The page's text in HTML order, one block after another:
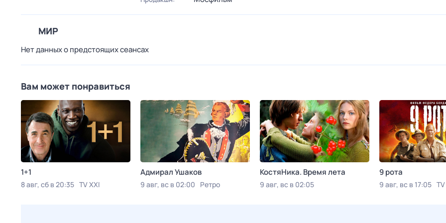
МИР
Нет данных о предстоящих сеансах
Вам может понравиться
1+1
8 авг, сб в 20:35 TV XXI
Адмирал Ушаков
9 авг, вс в 02:00 Ретро
КостяНика. Время лета
9 авг, вс в 02:05
9 рота
9 авг, вс в 17:05